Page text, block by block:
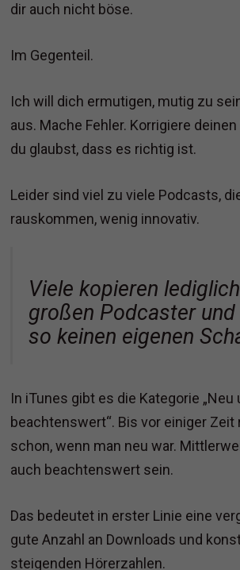
dir auch nicht böse.
Im Gegenteil.
Ich will dich ermutigen, mutig zu
aus. Mache Fehler. Korrigiere
du glaubst, dass es richtig ist.
Leider sind viel zu viele Podcasts,
rauskommen, wenig innovativ.
Viele kopieren
großen Podcaster
so keinen eigenen
In iTunes gibt es die Kategorie „Neu
beachtenswert“. Bis vor einiger Zeit
schon, wenn man neu war.
auch beachtenswert sein.
Das bedeutet in erster Linie eine
gute Anzahl an Downloads und
steigenden Hörerzahlen.